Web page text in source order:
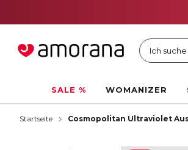
Ich suche
SALE % WOMANIZER
Startseite Cosmopolitan Ultraviolet